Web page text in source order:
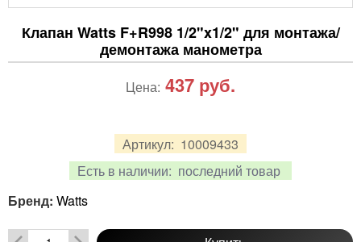
Клапан Watts F+R998 1/2"x1/2" для монтажа/
демонтажа манометра
Артикул: 10009433
Есть в наличии: последний товар
Цена: 437 руб.
Бренд: Watts